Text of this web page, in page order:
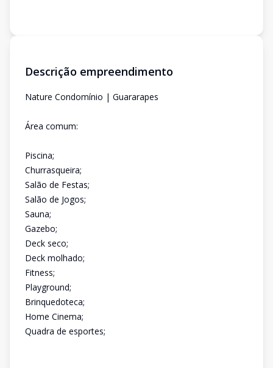
Descrição empreendimento
Nature Condomínio | Guararapes
Área comum:
Piscina;
Churrasqueira;
Salão de Festas;
Salão de Jogos;
Sauna;
Gazebo;
Deck seco;
Deck molhado;
Fitness;
Playground;
Brinquedoteca;
Home Cinema;
Quadra de esportes;